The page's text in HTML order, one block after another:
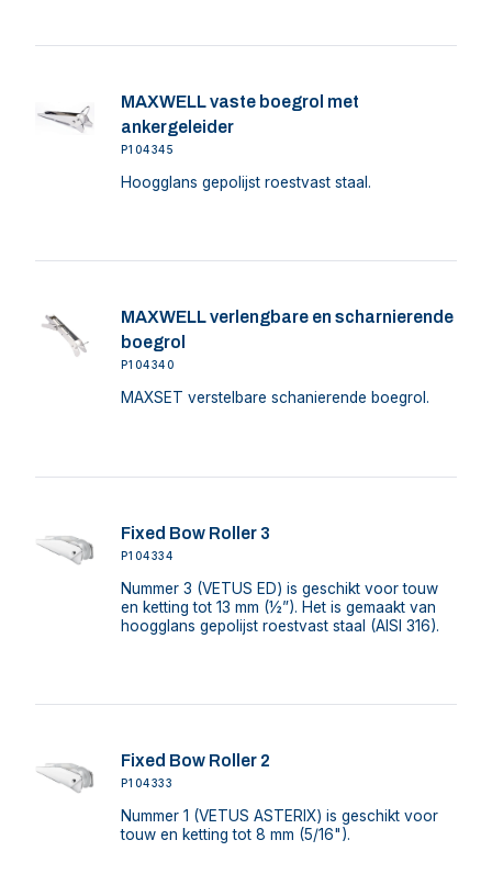
MAXWELL vaste boegrol met
ankergeleider
P104345
Hoogglans gepolijst roestvast staal.
MAXWELL verlengbare en scharnierende
boegrol
P104340
MAXSET verstelbare schanierende boegrol.
Fixed Bow Roller 3
P104334
Nummer 3 (VETUS ED) is geschikt voor touw
en ketting tot 13 mm (½”). Het is gemaakt van
hoogglans gepolijst roestvast staal (AISI 316).
Fixed Bow Roller 2
P104333
Nummer 1 (VETUS ASTERIX) is geschikt voor
touw en ketting tot 8 mm (5/16").